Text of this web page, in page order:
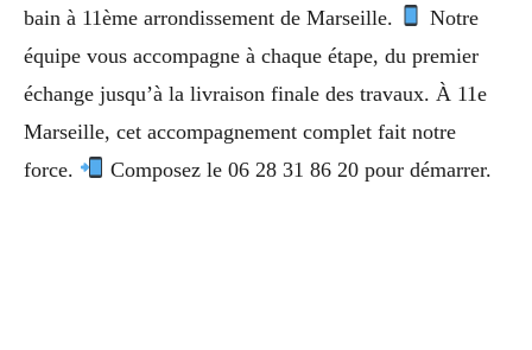
bain à 11ème arrondissement de Marseille.
Notre
équipe vous accompagne à chaque étape, du premier
échange jusqu’à la livraison finale des travaux. À 11e
Marseille, cet accompagnement complet fait notre
force.
Composez le 06 28 31 86 20 pour démarrer.